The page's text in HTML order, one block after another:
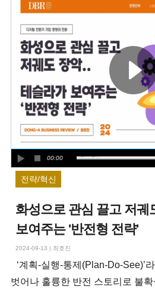
00:00
전략/혁신
화성으로 관심 끌고 저궤
보여주는 '반전형 전략'
2024-09-13 | 최호진
‘계획-실행-통제(Plan-Do-See)’
벗어나 훌륭한 반전 스토리로 불